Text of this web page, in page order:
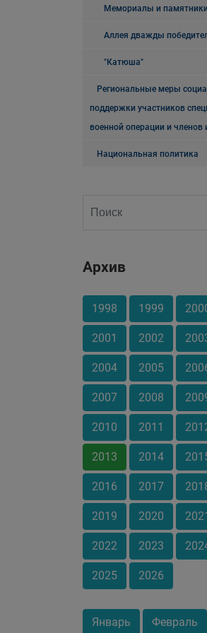
Мемориалы и памятники
Аллея дважды
"Катюша"
Региональные меры
поддержки участников
военной операции и членов
Национальная политика
Архив
1998 1999
2001 2002
2004 2005
2007 2008
2010 2011
2013 2014
2016 2017
2019 2020
2022 2023
2025 2026
Январь Февраль